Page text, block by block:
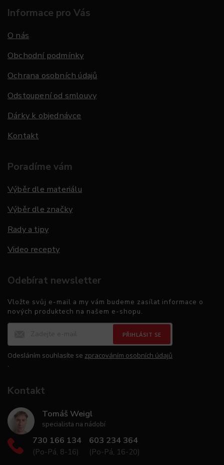
Informace pro Vás
O nás
Obchodní podmínky
Ochrana osobních údajů
Odstoupení od smlouvy
Dárky k objednávce
Kontakt
Poradíme vám
Výběr dle materiálu
Výběr dle značky
Rady a tipy
Video recepty
Odebírat newsletter
Vložte svůj e-mail a my vám budeme zasílat informace o
nových produktech na našem e-shopu.
PŘIHLÁSIT SE
Odesláním souhlasíte se zpracováním osobních údajů
.
Kontakt
Tomáš Weigl
specialista na nádobí
730 166 134
(Po-Pá, 8-16)
603 234 364
(Po-Pá, 16-20)